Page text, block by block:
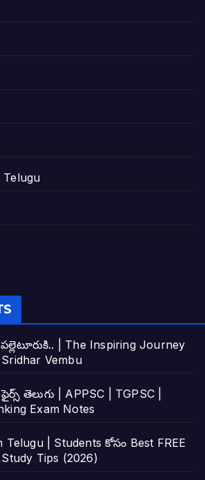
Telugu
| The Inspiring Journey
Vembu
తెలుగు | APPSC | TGPSC |
Exam Notes
Telugu | Students కోసం Best FREE
Tips (2026)